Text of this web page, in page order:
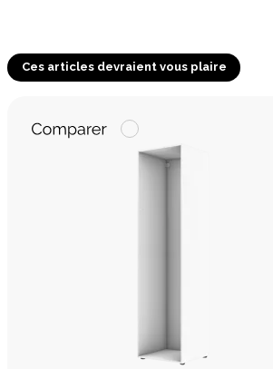
Ces articles devraient vous plaire